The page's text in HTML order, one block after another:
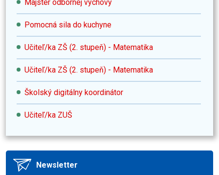
Majster odbornej výchovy
Pomocná sila do kuchyne
Učiteľ/ka ZŠ (2. stupeň) - Matematika
Učiteľ/ka ZŠ (2. stupeň) - Matematika
Školský digitálny koordinátor
Učiteľ/ka ZUŠ
Newsletter